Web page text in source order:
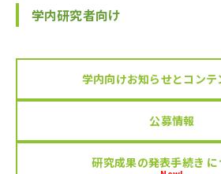
学内研究者向け
学内向けお知らせとコンテ
公募情報
研究成果の発表手続き に